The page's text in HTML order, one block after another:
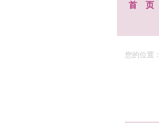
首 页
您的位置：